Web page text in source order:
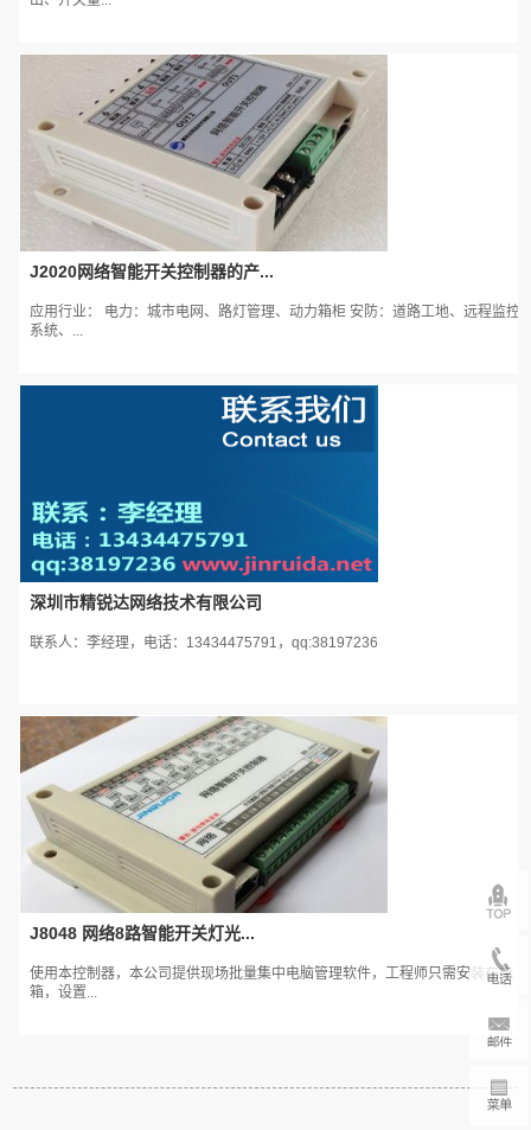
J2020网络智能开关控制器的产...
应用行业： 电力：城市电网、路灯管理、动力箱柜 安防：道路工地、远程监控
系统、...
深圳市精锐达网络技术有限公司
联系人：李经理，电话：13434475791，qq:38197236
J8048 网络8路智能开关灯光...
使用本控制器，本公司提供现场批量集中电脑管理软件，工程师只需安装在电
箱，设置...